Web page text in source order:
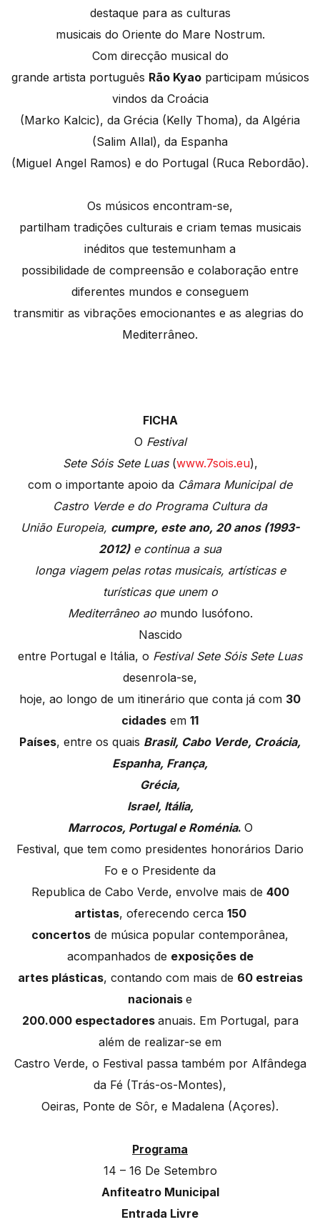
destaque para as culturas
musicais do Oriente do Mare Nostrum.
Com direcção musical do
grande artista português Rão Kyaoparticipam músicos
vindos da Croácia
(Marko Kalcic), da Grécia (Kelly Thoma), da Algéria
(Salim Allal), da Espanha
(Miguel Angel Ramos) e do Portugal (Ruca Rebordão).
Os músicos encontram-se,
partilham tradições culturais e criam temas musicais
inéditos que testemunham a
possibilidade de compreensão e colaboração entre
diferentes mundos e conseguem
transmitir as vibrações emocionantes e as alegrias do
Mediterrâneo.
FICHA
O Festival
Sete Sóis Sete Luas (www.7sois.eu),
com o importante apoio da Câmara Municipal de
Castro Verde e do Programa Cultura da
União Europeia, cumpre, este ano, 20 anos (1993-
2012)e continua a sua
longa viagem pelas rotas musicais, artísticas e
turísticas que unem o
Mediterrâneo ao mundo lusófono.
Nascido
entre Portugal e Itália, o Festival Sete Sóis Sete Luas
desenrola-se,
hoje, ao longo de um itinerário que conta já com 30
cidades em 11
Países, entre os quais Brasil, Cabo Verde, Croácia,
Espanha, Franca,
Grécia,
Israel, Itália,
Marrocos, Portugal e Roménia. O
Festival, que tem como presidentes honorários Dario
Fo e o Presidente da
Republica de Cabo Verde, envolve mais de 400
artistas, oferecendo cerca 150
concertos de música popular contemporânea,
acompanhados de exposições de
artes plásticas, contando com mais de 60 estreias
nacionais e
200.000 espectadores anuais. Em Portugal, para
além de realizar-se em
Castro Verde, o Festival passa também por Alfândega
da Fé (Trás-os-Montes),
Oeiras, Ponte de Sôr, e Madalena (Açores).
Programa
14 – 16 De Setembro
Anfiteatro Municipal
Entrada Livre